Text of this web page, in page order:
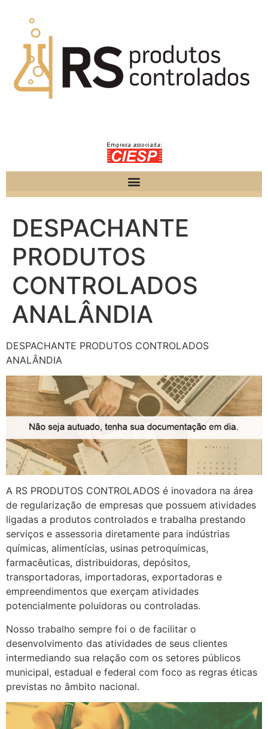
DESPACHANTE
PRODUTOS
CONTROLADOS
ANALÂNDIA
DESPACHANTE PRODUTOS CONTROLADOS
ANALÂNDIA
A RS PRODUTOS CONTROLADOS é inovadora na área
de regularização de empresas que possuem atividades
ligadas a produtos controlados e trabalha prestando
serviços e assessoria diretamente para indústrias
químicas, alimentícias, usinas petroquímicas,
farmacêuticas, distribuidoras, depósitos,
transportadoras, importadoras, exportadoras e
empreendimentos que exerçam atividades
potencialmente poluidoras ou controladas.
Nosso trabalho sempre foi o de facilitar o
desenvolvimento das atividades de seus clientes
intermediando sua relação com os setores públicos
municipal, estadual e federal com foco as regras éticas
previstas no âmbito nacional.